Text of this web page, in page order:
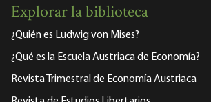
Explorar la biblioteca
¿Quién es Ludwig von Mises?
¿Qué es la Escuela Austriaca de Economía?
Revista Trimestral de Economía Austriaca